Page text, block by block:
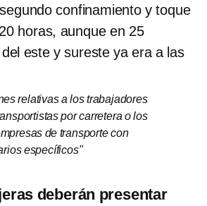
confinamiento y toque
horas, aunque en 25
este y sureste ya era a las
relativas a los trabajadores
por carretera o los
de transporte con
específicos"
deberán presentar